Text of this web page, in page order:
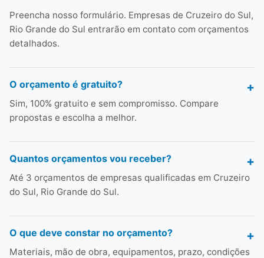
Preencha nosso formulário. Empresas de Cruzeiro do Sul,
Rio Grande do Sul entrarão em contato com orçamentos
detalhados.
O orçamento é gratuito?
Sim, 100% gratuito e sem compromisso. Compare
propostas e escolha a melhor.
Quantos orçamentos vou receber?
Até 3 orçamentos de empresas qualificadas em Cruzeiro
do Sul, Rio Grande do Sul.
O que deve constar no orçamento?
Materiais, mão de obra, equipamentos, prazo, condições